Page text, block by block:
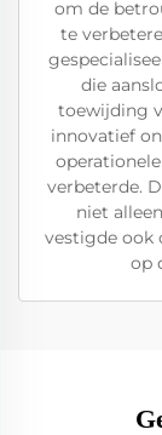
om de
te
die
toewijding
innovatief
verbeterde.
niet
vestigde ook
op